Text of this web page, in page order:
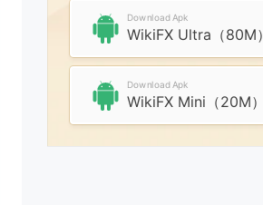
Download Apk
WikiFX Ultra（80M）
Download Apk
WikiFX Mini（20M）